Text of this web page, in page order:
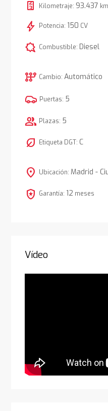
Kilometraje: 93.437 km
bolt Potencia: 150 CV
comic_bubble Combustible: Diesel
auto_transmission Cambio: Automático
Puertas: 5
group Plazas: 5
nest_eco_leaf Etiqueta DGT: C
location_on Ubicación: Madrid -
local_police Garantía: 12 meses
Vídeo